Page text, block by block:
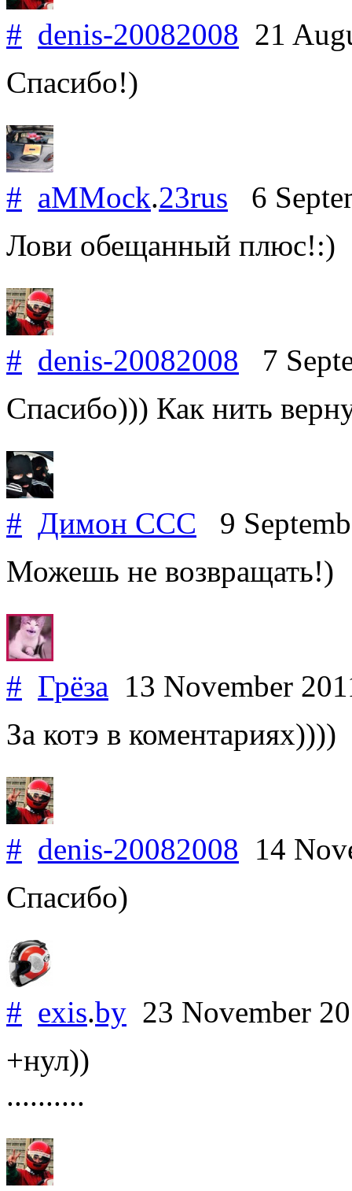
# denis-20082008 21
Спасибо!)
# aMMock.23rus 6
Лови обещанный плюс!:)
# denis-20082008 7
Спасибо))) Как нить
# Димон ССС 9
Можешь не возвращать!)
# Грёза 13 November
За котэ в коментариях))))
# denis-20082008 14
Спасибо)
# exis.by 23 November
+нул))
..........